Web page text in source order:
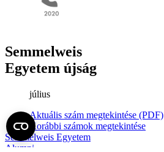
Semmelweis
Egyetem újság
július
Aktuális szám megtekintése (PDF)
Korábbi számok megtekintése
Semmelweis Egyetem
Alumni